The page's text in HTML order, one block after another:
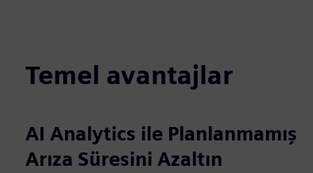
Temel avantajlar
AI Analytics ile Planlanmamış
Arıza Süresini Azaltın